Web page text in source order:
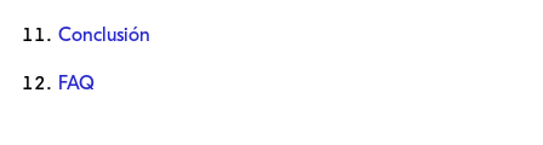
Conclusión
FAQ